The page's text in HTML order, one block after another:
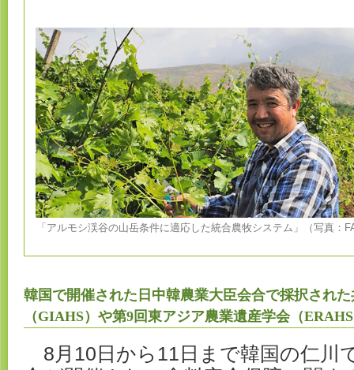
「アルモシ渓谷の山岳条件に適応した統合農牧システム」（写真：
韓国で開催された日中韓農業大臣会合で採択され
（GIAHS）や第9回東アジア農業遺産学会（
8月10日から11日まで韓国の仁川